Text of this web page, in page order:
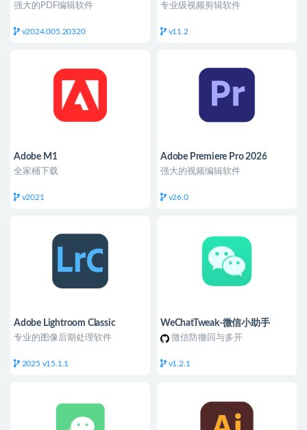
强大的PDF编辑软件
v2024.005.20320
专业级视频剪辑软件
v11.2
Adobe M1
全家桶下载
v2021
Adobe Premiere Pro 2026
强大的视频编辑软件
v26.0
Adobe Lightroom Classic
专业的图像后期处理软件
2025 v15.1.1
WeChatTweak-微信小助手
微信防撤回与多开
v1.2.1